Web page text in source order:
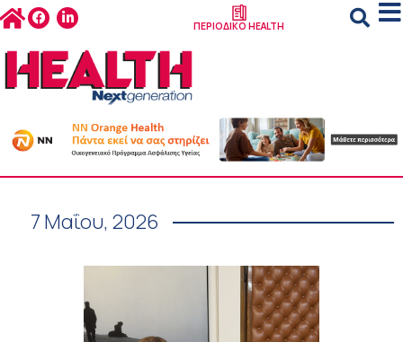
ΠΕΡΙΟΔΙΚΟ HEALTH
7 Μαΐου, 2026